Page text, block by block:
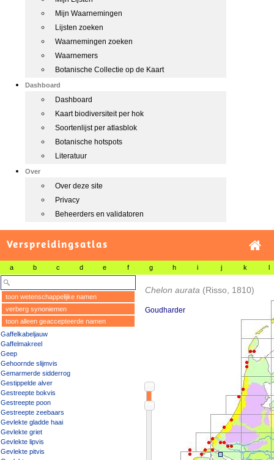
Mijn Waarnemingen
Lijsten zoeken
Waarnemingen zoeken
Waarnemers
Botanische Collectie op de Kaart
Dashboard
Dashboard
Kaart biodiversiteit per hok
Soortenlijst per atlasblok
Botanische hotspots
Literatuur
Over
Over deze site
Privacy
Beheerders en validatoren
Verspreidingsatlas
a b c d e f g h i j k l
toon wetenschappelijke namen
verberg synoniemen
toon alleen geaccepteerde namen
Gaffelkabeljauw
Gaffelmakreel
Geep
Gehoornde slijmvis
Gemarmerde sidderrog
Gestippelde alver
Gestreepte bokvis
Gestreepte poon
Gestreepte zeebaars
Gevlekte gladde haai
Gevlekte griet
Gevlekte lipvis
Gevlekte pitvis
Chelon aurata (Risso, 1810)
Goudharder